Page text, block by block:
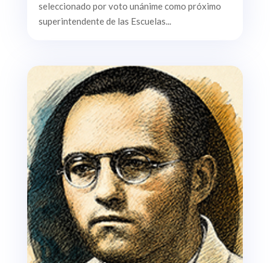
seleccionado por voto unánime como próximo
superintendente de las Escuelas...